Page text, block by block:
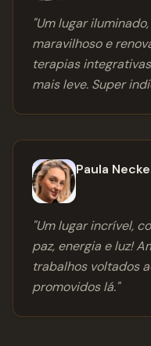
"Um lugar
maravilhoso e
terapias
mais leve. Super
Paula
"Um lugar incrível,
paz, energia e luz!
trabalhos voltados
promovidos lá."